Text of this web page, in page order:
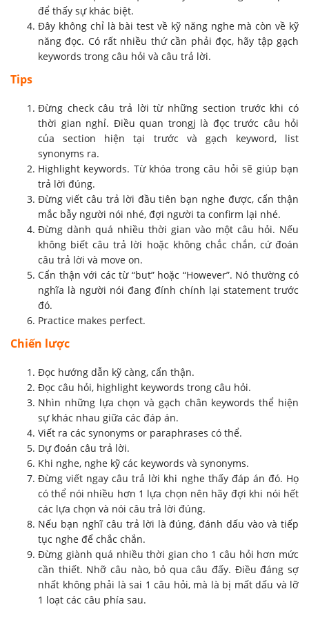
để thấy sự khác biệt.
Đây không chỉ là bài test về kỹ năng nghe mà còn về kỹ
năng đọc. Có rất nhiều thứ cần phải đọc, hãy tập gạch
keywords trong câu hỏi và câu trả lời.
Tips
Đừng check câu trả lời từ những section trước khi có
thời gian nghỉ. Điều quan trongj là đọc trước câu hỏi
của section hiện tại trước và gạch keyword, list
synonyms ra.
Highlight keywords. Từ khóa trong câu hỏi sẽ giúp bạn
trả lời đúng.
Đừng viết câu trả lời đầu tiên bạn nghe được, cẩn thận
mắc bẫy người nói nhé, đợi người ta confirm lại nhé.
Đừng dành quá nhiều thời gian vào một câu hỏi. Nếu
không biết câu trả lời hoặc không chắc chắn, cứ đoán
câu trả lời và move on.
Cẩn thận với các từ “but” hoặc “However”. Nó thường có
nghĩa là người nói đang đính chính lại statement trước
đó.
Practice makes perfect.
Chiến lược
Đọc hướng dẫn kỹ càng, cẩn thận.
Đọc câu hỏi, highlight keywords trong câu hỏi.
Nhìn những lựa chọn và gạch chân keywords thể hiện
sự khác nhau giữa các đáp án.
Viết ra các synonyms or paraphrases có thể.
Dự đoán câu trả lời.
Khi nghe, nghe kỹ các keywords và synonyms.
Đừng viết ngay câu trả lời khi nghe thấy đáp án đó. Họ
có thể nói nhiều hơn 1 lựa chọn nên hãy đợi khi nói hết
các lựa chọn và nói câu trả lời đúng.
Nếu bạn nghĩ câu trả lời là đúng, đánh dấu vào và tiếp
tục nghe để chắc chắn.
Đừng giành quá nhiều thời gian cho 1 câu hỏi hơn mức
cần thiết. Nhỡ câu nào, bỏ qua câu đấy. Điều đáng sợ
nhất không phải là sai 1 câu hỏi, mà là bị mất dấu và lỡ
1 loạt các câu phía sau.